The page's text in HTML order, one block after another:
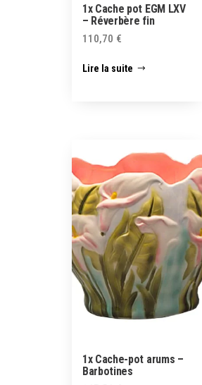
1x Cache pot EGM LXV
– Réverbère fin
110,70 €
Lire la suite
1x Cache-pot arums –
Barbotines